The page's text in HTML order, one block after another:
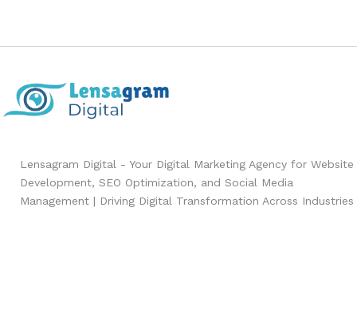
Lensagram Digital - Your Digital Marketing Agency for Website
Development, SEO Optimization, and Social Media
Management | Driving Digital Transformation Across Industries